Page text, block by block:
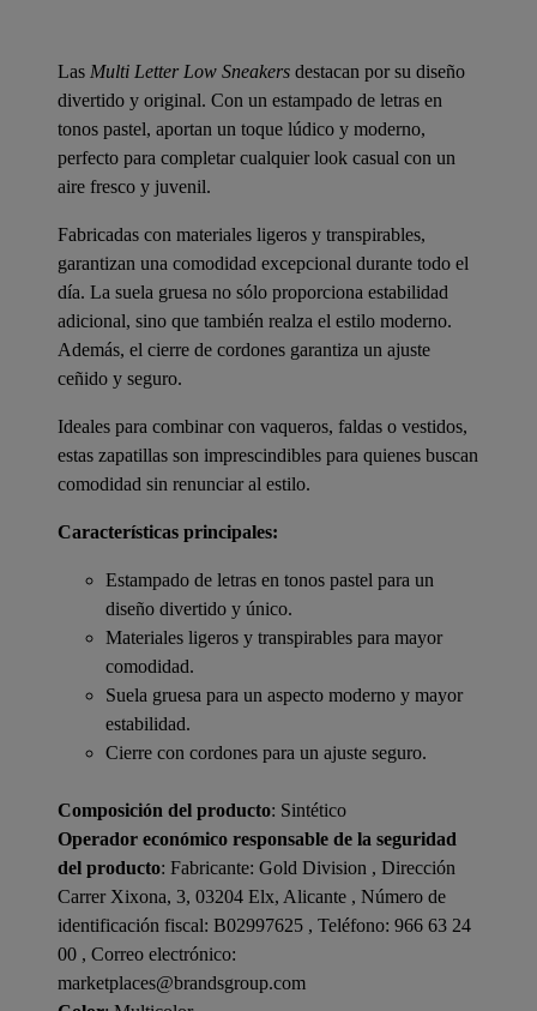
Las Multi Letter Low Sneakers destacan por su diseño
divertido y original. Con un estampado de letras en
tonos pastel, aportan un toque lúdico y moderno,
perfecto para completar cualquier look casual con un
aire fresco y juvenil.
Fabricadas con materiales ligeros y transpirables,
garantizan una comodidad excepcional durante todo el
día. La suela gruesa no sólo proporciona estabilidad
adicional, sino que también realza el estilo moderno.
Además, el cierre de cordones garantiza un ajuste
ceñido y seguro.
Ideales para combinar con vaqueros, faldas o vestidos,
estas zapatillas son imprescindibles para quienes buscan
comodidad sin renunciar al estilo.
Características principales:
Estampado de letras en tonos pastel para un
diseño divertido y único.
Materiales ligeros y transpirables para mayor
comodidad.
Suela gruesa para un aspecto moderno y mayor
estabilidad.
Cierre con cordones para un ajuste seguro.
Composición del producto: Sintético
Operador económico responsable de la seguridad
del producto: Fabricante: Gold Division , Dirección
Carrer Xixona, 3, 03204 Elx, Alicante , Número de
identificación fiscal: B02997625 , Teléfono: 966 63 24
00 , Correo electrónico:
marketplaces@brandsgroup.com